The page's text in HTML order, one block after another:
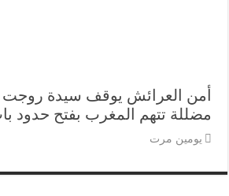
أمن العرائش يوقف سيدة
مضللة تتهم المغرب بفتح حدود
يومين مرت